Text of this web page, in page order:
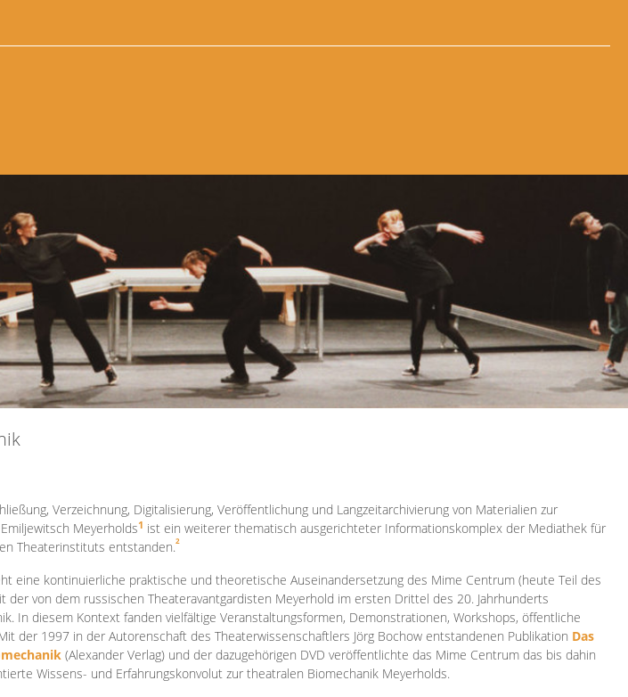
Verzeichnung, Digitalisierung, Veröffentlichung und Langzeitarchivierung von Materialien zur
Meyerholds1 ist ein weiterer thematisch ausgerichteter Informationskomplex der Mediathek für
Theaterinstituts entstanden.2
eine kontinuierliche praktische und theoretische Auseinandersetzung des Mime Centrum (heute Teil des
von dem russischen Theateravantgardisten Meyerhold im ersten Drittel des 20. Jahrhunderts
In diesem Kontext fanden vielfältige Veranstaltungsformen, Demonstrationen, Workshops, öffentliche
der 1997 in der Autorenschaft des Theaterwissenschaftlers Jörg Bochow entstandenen Publikation Das
(Alexander Verlag) und der dazugehörigen DVD veröffentlichte das Mime Centrum das bis dahin
Wissens- und Erfahrungskonvolut zur theatralen Biomechanik Meyerholds.